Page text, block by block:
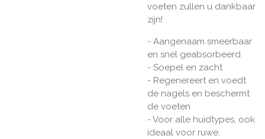
voeten zullen u dankbaar
zijn!
- Aangenaam smeerbaar
en snel geabsorbeerd
- Soepel en zacht
- Regenereert en voedt
de nagels en beschermt
de voeten
- Voor alle huidtypes, ook
ideaal voor ruwe,